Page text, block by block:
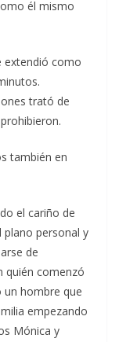
él mismo
extendió como
trató de
también en
el cariño de
personal y
de
quién comenzó
un hombre que
empezando
Mónica y